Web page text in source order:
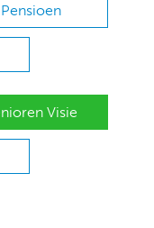
Pensioen
Visie